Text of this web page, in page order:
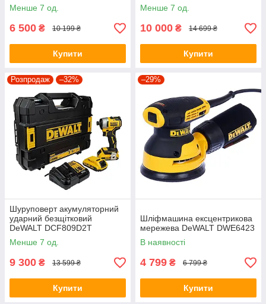
Менше 7 од.
6 500 ₴ 10 199 ₴
Купити
Менше 7 од.
10 000 ₴ 14 699 ₴
Купити
Розпродаж –32%
Шуруповерт акумуляторний
ударний безщітковий
DeWALT DCF809D2T
Менше 7 од.
9 300 ₴ 13 599 ₴
Купити
–29%
Шліфмашина ексцентрикова
мережева DeWALT DWE6423
В наявності
4 799 ₴ 6 799 ₴
Купити